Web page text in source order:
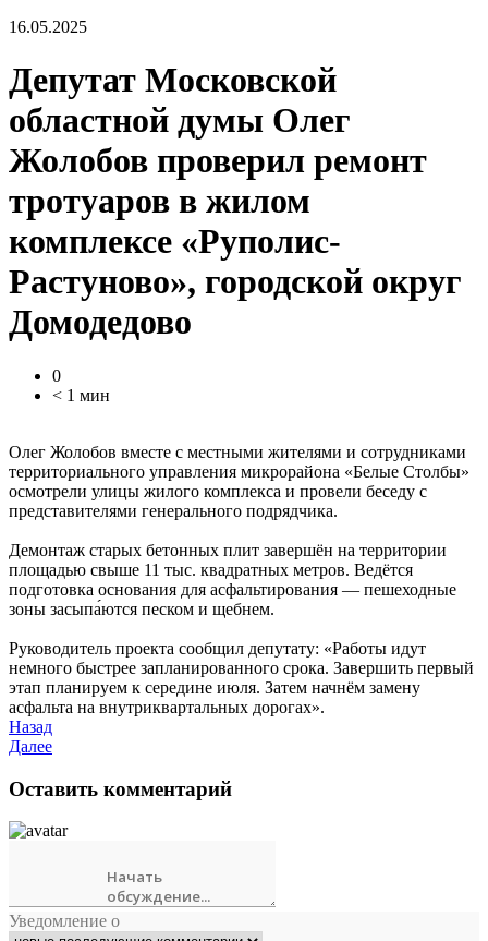
16.05.2025
Депутат Московской
областной думы Олег
Жолобов проверил ремонт
тротуаров в жилом
комплексе «Руполис-
Растуново», городской округ
Домодедово
0
< 1 мин
Олег Жолобов вместе с местными жителями и сотрудниками
территориального управления микрорайона «Белые Столбы»
осмотрели улицы жилого комплекса и провели беседу с
представителями генерального подрядчика.
Демонтаж старых бетонных плит завершён на территории
площадью свыше 11 тыс. квадратных метров. Ведётся
подготовка основания для асфальтирования — пешеходные
зоны засыпа́ются песком и щебнем.
Руководитель проекта сообщил депутату: «Работы идут
немного быстрее запланированного срока. Завершить первый
этап планируем к середине июля. Затем начнём замену
асфальта на внутриквартальных дорогах».
Назад
Далее
Оставить комментарий
Уведомление о